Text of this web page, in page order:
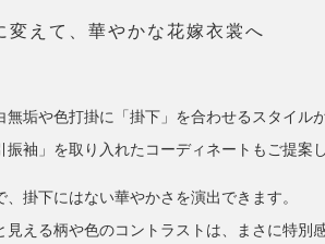
変えて、華やかな花嫁衣裳へ
垢や色打掛に「掛下」を合わせるスタイル
袖」を取り入れたコーディネートもご提案
掛下にはない華やかさを演出できます。
える柄や色のコントラストは、まさに特別感